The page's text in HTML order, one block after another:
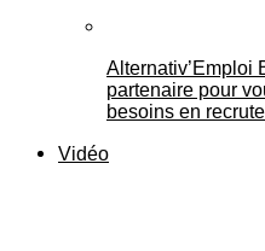
Alternativ’Emploi
partenaire pour
besoins en
Vidéo